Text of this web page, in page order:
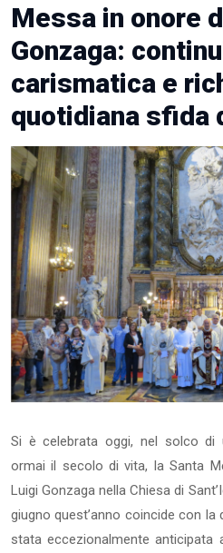
Messa in onore
Gonzaga:
carismatica e
quotidiana sfida
Si è celebrata oggi, nel solco di
ormai il secolo di vita, la Santa
Luigi Gonzaga nella Chiesa di
giugno quest’anno coincide con la
stata eccezionalmente anticipata